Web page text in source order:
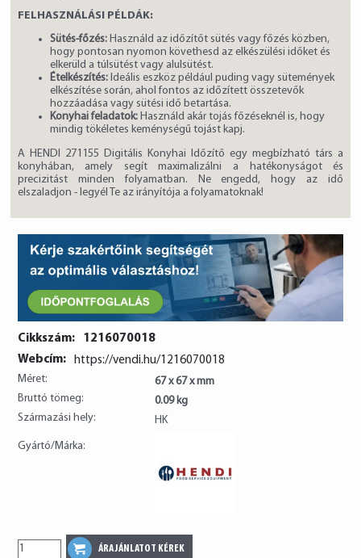
FELHASZNÁLÁSI PÉLDÁK:
Sütés-főzés:Használd az időzítőt sütés vagy főzés közben,
hogy pontosan nyomon követhesd az elkészülési időket és
elkerüld a túlsütést vagy alulsütést.
Ételkészítés:Ideális eszköz például puding vagy sütemények
elkészítése során, ahol fontos az időzített összetevők
hozzáadása vagy sütési idő betartása.
Konyhai feladatok:Használd akár tojás főzéseknél is, hogy
mindig tökéletes keménységű tojást kapj.
A HENDI 271155 Digitális Konyhai Időzítő egy megbízható társ a
konyhában, amely segít maximalizálni a hatékonyságot és
precizitást minden folyamatban. Ne engedd, hogy az idő
elszaladjon - legyél Te az irányítója a folyamatoknak!
Cikkszám:
1216070018
Webcím:
https://vendi.hu/1216070018
Méret:
67 x 67 x mm
Bruttó tömeg:
0.09 kg
Származási hely:
HK
Gyártó/Márka: